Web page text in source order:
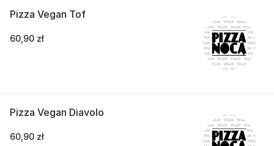
Pizza Vegan Tof
60,90 zł
Pizza Vegan Diavolo
60,90 zł